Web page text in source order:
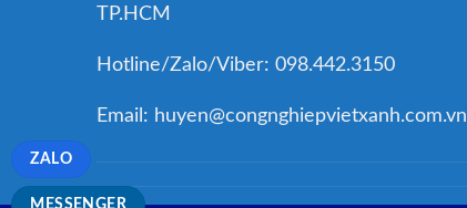
TP.HCM
Hotline/Zalo/Viber: 098.442.3150
Email: huyen@congnghiepvietxanh.com.vn
MESSENGER
ZALO